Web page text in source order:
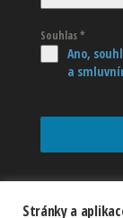
Souhlas*
Ano,
a
Stránky a